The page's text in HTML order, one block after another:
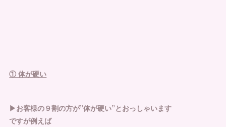
① 体が硬い
▶︎お客様の９割の方が”体が硬い”とおっしゃいます
ですが例えば